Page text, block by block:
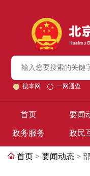
搜本网 一网通查
首页 要闻
政务服务 政民
首页 > 要闻动态 >